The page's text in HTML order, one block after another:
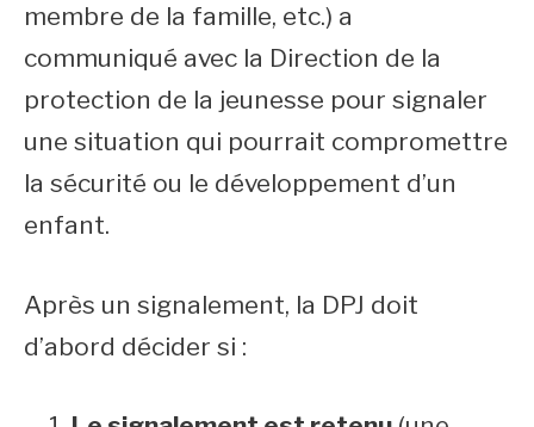
membre de la famille, etc.) a
communiqué avec la Direction de la
protection de la jeunesse pour signaler
une situation qui pourrait compromettre
la sécurité ou le développement d’un
enfant.
Après un signalement, la DPJ doit
d’abord décider si :